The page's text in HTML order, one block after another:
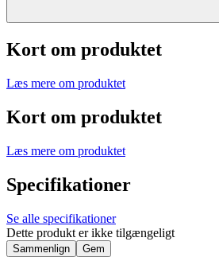
Kort om produktet
Læs mere om produktet
Kort om produktet
Læs mere om produktet
Specifikationer
Se alle specifikationer
Dette produkt er ikke tilgængeligt
Sammenlign Gem